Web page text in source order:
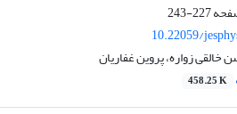
227-243
10.22059/
زواره، پروین غفاریان
458.25 K